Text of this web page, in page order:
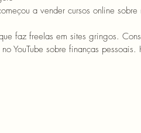
a vender cursos online
faz freelas em sites gringos.
YouTube sobre finanças